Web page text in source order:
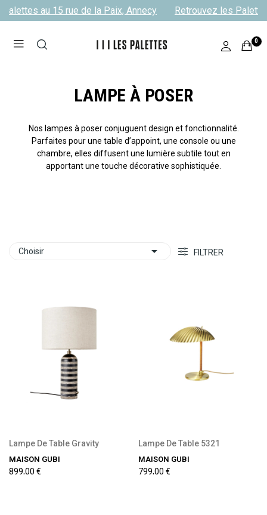
au 15 rue de la Paix, Annecy Retrouvez les
0
LAMPE À POSER
Nos lampes à poser conjuguent design et fonctionnalité.
Parfaites pour une table d’appoint, une console ou une
chambre, elles diffusent une lumière subtile tout en
apportant une touche décorative sophistiquée.
Choisir  FILTRER
Lampe De Table Gravity
MAISON GUBI
899,00 €
Lampe De Table 5321
MAISON GUBI
799,00 €